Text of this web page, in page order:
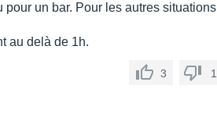
un bar. Pour les autres situations
au delà de 1h.
3 1